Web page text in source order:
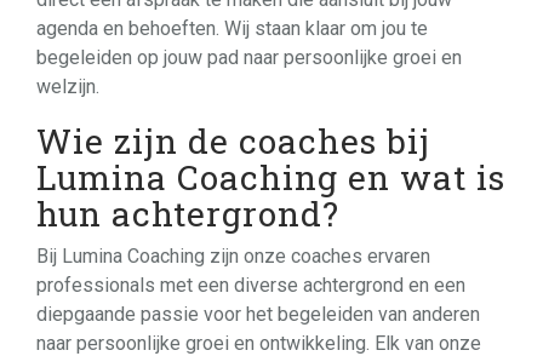
agenda en behoeften. Wij staan klaar om jou te
begeleiden op jouw pad naar persoonlijke groei en
welzijn.
Wie zijn de coaches bij
Lumina Coaching en wat is
hun achtergrond?
Bij Lumina Coaching zijn onze coaches ervaren
professionals met een diverse achtergrond en een
diepgaande passie voor het begeleiden van anderen
naar persoonlijke groei en ontwikkeling. Elk van onze